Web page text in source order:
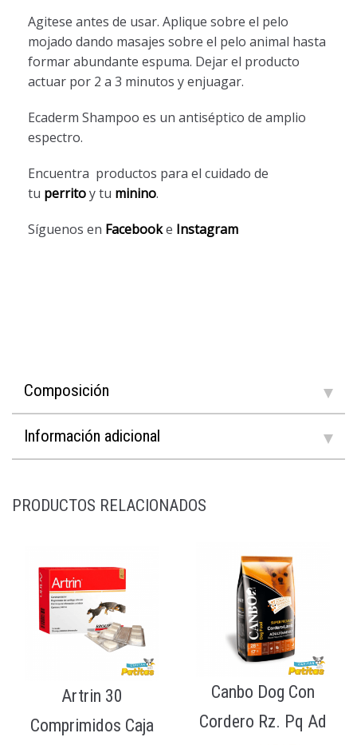
Agitese antes de usar. Aplique sobre el pelo
mojado dando masajes sobre el pelo animal hasta
formar abundante espuma. Dejar el producto
actuar por 2 a 3 minutos y enjuagar.
Ecaderm Shampoo es un antiséptico de amplio
espectro.
Encuentra productos para el cuidado de
tu perritoy tu minino.
Síguenos en Facebooke Instagram
Composición
Información adicional
PRODUCTOS RELACIONADOS
Artrin 30
Comprimidos Caja
Canbo Dog Con
Cordero Rz. Pq Ad